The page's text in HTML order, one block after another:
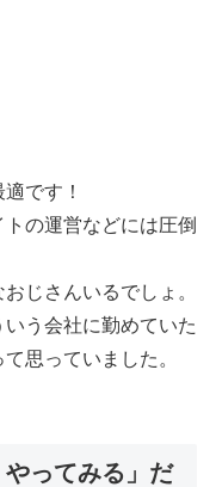
です！
の運営などには圧倒
じさんいるでしょ。
う会社に勤めていた
思っていました。
ってみる」だ